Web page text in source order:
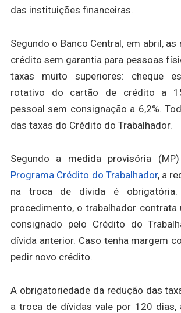
das instituições financeiras.
Segundo o Banco Central, em abril,
crédito sem garantia para pessoas
taxas muito superiores: cheque
rotativo do cartão de crédito a
pessoal sem consignação a 6,2%.
das taxas do Crédito do Trabalhador.
Segundo a medida provisória
Programa Crédito do Trabalhador, a
na troca de dívida é
procedimento, o trabalhador contrata
consignado pelo Crédito do
dívida anterior. Caso tenha margem
pedir novo crédito.
A obrigatoriedade da redução das
a troca de dívidas vale por 120 dias,